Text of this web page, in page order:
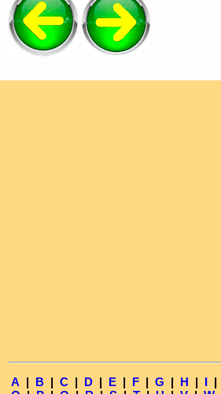
A | B | C | D | E | F | G | H | I |